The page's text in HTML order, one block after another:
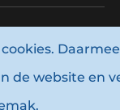
- 2026
Algemene voorwaarden
de website en